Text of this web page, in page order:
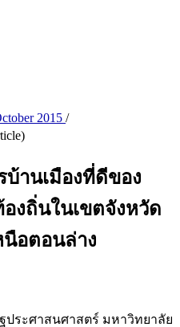
2015 /
บ้านเมืองที่ดีของ
งถิ่นในเขตจังหวัด
นือตอนล่าง
ประศาสนศาสตร์ มหาวิทยาลัย